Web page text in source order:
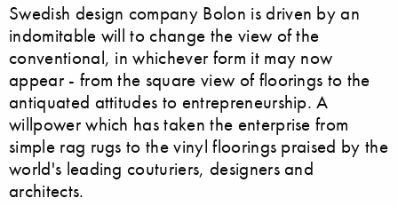
Swedish design company Bolon is driven by an
indomitable will to change the view of the
conventional, in whichever form it may now
appear - from the square view of floorings to the
antiquated attitudes to entrepreneurship. A
willpower which has taken the enterprise from
simple rag rugs to the vinyl floorings praised by the
world's leading couturiers, designers and
architects.